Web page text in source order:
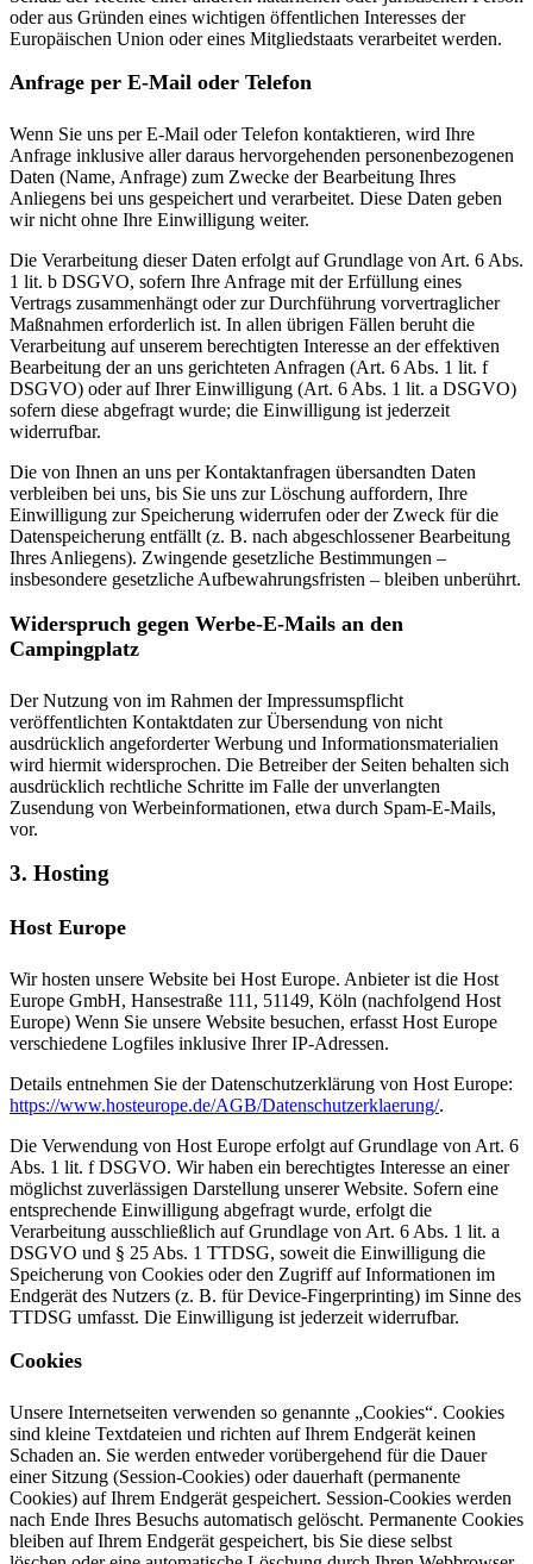
oder aus Gründen eines wichtigen öffentlichen Interesses der
Europäischen Union oder eines Mitgliedstaats verarbeitet werden.
Anfrage per E-Mail oder Telefon
Wenn Sie uns per E-Mail oder Telefon kontaktieren, wird Ihre
Anfrage inklusive aller daraus hervorgehenden personenbezogenen
Daten (Name, Anfrage) zum Zwecke der Bearbeitung Ihres
Anliegens bei uns gespeichert und verarbeitet. Diese Daten geben
wir nicht ohne Ihre Einwilligung weiter.
Die Verarbeitung dieser Daten erfolgt auf Grundlage von Art. 6 Abs.
1 lit. b DSGVO, sofern Ihre Anfrage mit der Erfüllung eines
Vertrags zusammenhängt oder zur Durchführung vorvertraglicher
Maßnahmen erforderlich ist. In allen übrigen Fällen beruht die
Verarbeitung auf unserem berechtigten Interesse an der effektiven
Bearbeitung der an uns gerichteten Anfragen (Art. 6 Abs. 1 lit. f
DSGVO) oder auf Ihrer Einwilligung (Art. 6 Abs. 1 lit. a DSGVO)
sofern diese abgefragt wurde; die Einwilligung ist jederzeit
widerrufbar.
Die von Ihnen an uns per Kontaktanfragen übersandten Daten
verbleiben bei uns, bis Sie uns zur Löschung auffordern, Ihre
Einwilligung zur Speicherung widerrufen oder der Zweck für die
Datenspeicherung entfällt (z. B. nach abgeschlossener Bearbeitung
Ihres Anliegens). Zwingende gesetzliche Bestimmungen –
insbesondere gesetzliche Aufbewahrungsfristen – bleiben unberührt.
Widerspruch gegen Werbe-E-Mails an den
Campingplatz
Der Nutzung von im Rahmen der Impressumspflicht
veröffentlichten Kontaktdaten zur Übersendung von nicht
ausdrücklich angeforderter Werbung und Informationsmaterialien
wird hiermit widersprochen. Die Betreiber der Seiten behalten sich
ausdrücklich rechtliche Schritte im Falle der unverlangten
Zusendung von Werbeinformationen, etwa durch Spam-E-Mails,
vor.
3. Hosting
Host Europe
Wir hosten unsere Website bei Host Europe. Anbieter ist die Host
Europe GmbH, Hansestraße 111, 51149, Köln (nachfolgend Host
Europe) Wenn Sie unsere Website besuchen, erfasst Host Europe
verschiedene Logfiles inklusive Ihrer IP-Adressen.
Details entnehmen Sie der Datenschutzerklärung von Host Europe:
https://www.hosteurope.de/AGB/Datenschutzerklaerung/.
Die Verwendung von Host Europe erfolgt auf Grundlage von Art. 6
Abs. 1 lit. f DSGVO. Wir haben ein berechtigtes Interesse an einer
möglichst zuverlässigen Darstellung unserer Website. Sofern eine
entsprechende Einwilligung abgefragt wurde, erfolgt die
Verarbeitung ausschließlich auf Grundlage von Art. 6 Abs. 1 lit. a
DSGVO und § 25 Abs. 1 TTDSG, soweit die Einwilligung die
Speicherung von Cookies oder den Zugriff auf Informationen im
Endgerät des Nutzers (z. B. für Device-Fingerprinting) im Sinne des
TTDSG umfasst. Die Einwilligung ist jederzeit widerrufbar.
Cookies
Unsere Internetseiten verwenden so genannte „Cookies“. Cookies
sind kleine Textdateien und richten auf Ihrem Endgerät keinen
Schaden an. Sie werden entweder vorübergehend für die Dauer
einer Sitzung (Session-Cookies) oder dauerhaft (permanente
Cookies) auf Ihrem Endgerät gespeichert. Session-Cookies werden
nach Ende Ihres Besuchs automatisch gelöscht. Permanente Cookies
bleiben auf Ihrem Endgerät gespeichert, bis Sie diese selbst